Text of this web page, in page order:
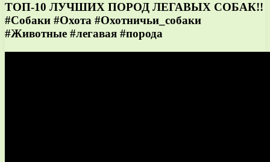
ТОП-10 ЛУЧШИХ ПОРОД ЛЕГАВЫХ СОБАК!!
#Собаки #Охота #Охотничьи_собаки
#Животные #легавая #порода